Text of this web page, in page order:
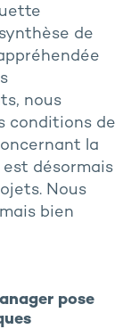
de
nous
conditions de
la
est désormais
Nous
bien
pose